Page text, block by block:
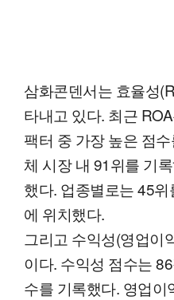
삼화콘덴서는 효율성
타내고 있다. 최근
팩터 중 가장 높은 점
체 시장 내 91위를 기
했다. 업종별로는 45
에 위치했다.
그리고 수익성(영업이
이다. 수익성 점수는
수를 기록했다. 영업